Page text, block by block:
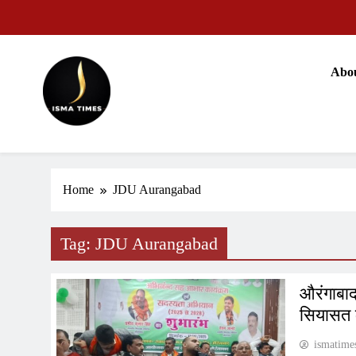
ISMA TIMES NEWS
Home JDU Aurangabad
Tag: JDU Aurangabad